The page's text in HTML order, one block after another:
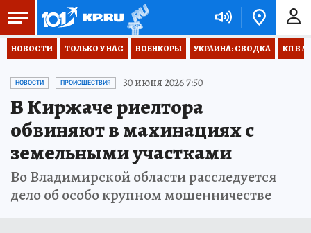
НОВОСТИ ТОЛЬКО У НАС ВОЕНКОРЫ УКРАИНА: СВОДКА КП В
НОВОСТИ ПРОИСШЕСТВИЯ 30 июня 2026 7:50
В Киржаче риелтора
обвиняют в махинациях с
земельными участками
Во Владимирской области расследуется
дело об особо крупном мошенничестве